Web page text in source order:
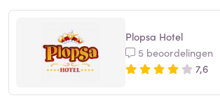
Plopsa Hotel
5 beoordelingen
7,6